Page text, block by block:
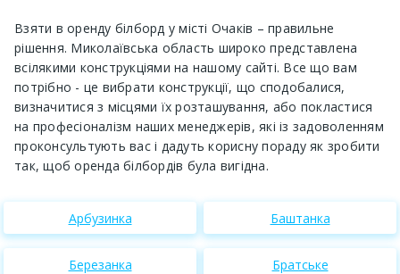
Взяти в оренду білборд у місті Очаків – правильне
рішення. Миколаївська область широко представлена ​​
всілякими конструкціями на нашому сайті. Все що вам
потрібно - це вибрати конструкції, що сподобалися,
визначитися з місцями їх розташування, або покластися
на професіоналізм наших менеджерів, які із задоволенням
проконсультують вас і дадуть корисну пораду як зробити
так, щоб оренда білбордів була вигідна.
Арбузинка Баштанка
Березанка Братське